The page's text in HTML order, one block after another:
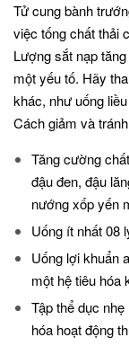
Tử cung bành
việc tống chất thải
Lượng sắt nạp
một yếu tố. Hãy
khác, như uống
Cách giảm và
Tăng cường
đậu đen, đậu
nướng xốp yến
Uống ít nhất 08
Uống lợi khuẩn
một hệ tiêu hóa
Tập thể dục
hóa hoạt động